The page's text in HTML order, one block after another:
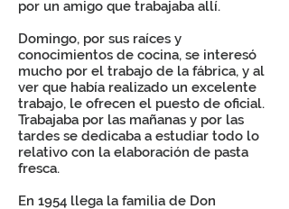
por un amigo que trabajaba allí.
Domingo, por sus raíces y
conocimientos de cocina, se interesó
mucho por el trabajo de la fábrica, y al
ver que había realizado un excelente
trabajo, le ofrecen el puesto de oficial.
Trabajaba por las mañanas y por las
tardes se dedicaba a estudiar todo lo
relativo con la elaboración de pasta
fresca.
En 1954 llega la familia de Don